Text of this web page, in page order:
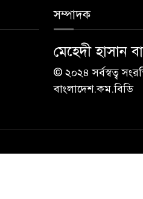
সম্পাদক
মেহেদী হাসান
© ২০২৪ সর্বস্বত্ব
বাংলাদেশ.কম.বিডি